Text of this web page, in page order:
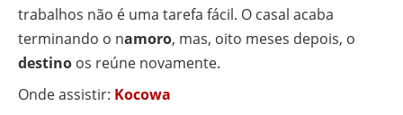
trabalhos não é uma tarefa fácil. O casal acaba
terminando o namoro, mas, oito meses depois, o
destino os reúne novamente.
Onde assistir: Kocowa